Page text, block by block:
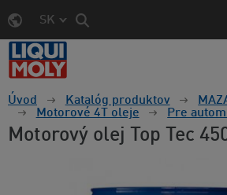
SK
Úvod Katalóg produktov
Motorové 4T oleje
Pre
Motorový olej Top Tec